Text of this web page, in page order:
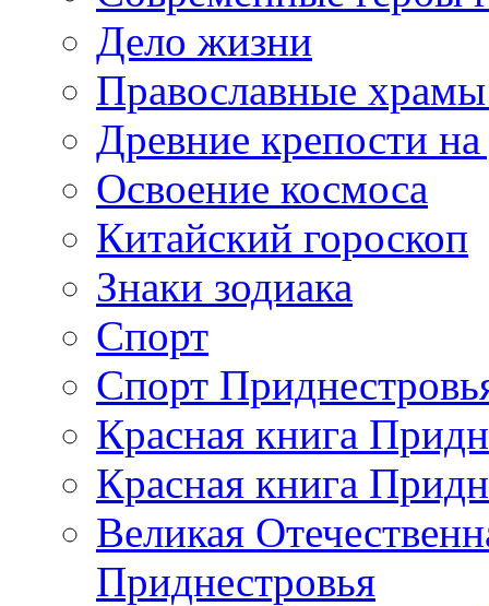
Дело жизни
Православные
Древние крепости
Освоение космоса
Китайский гороскоп
Знаки зодиака
Спорт
Спорт
Красная книга
Красная книга
Великая
Приднестровья